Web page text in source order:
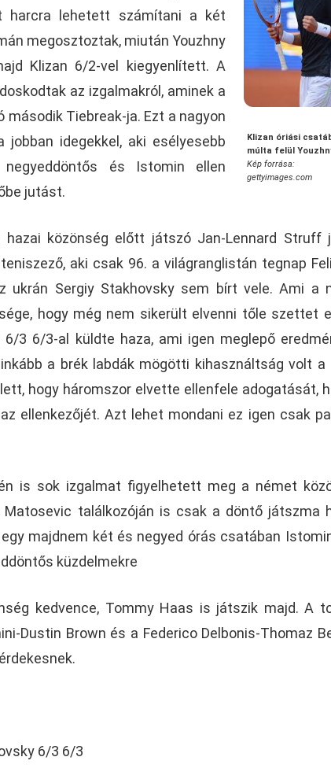
Klizan óriási
múlta felül
Kép forrása:
gettyimages.com
harcra lehetett számítani a két
megosztoztak, miután Youzhny
Klizan 6/2-vel kiegyenlített. A
az izgalmakról, aminek a
Tiebreak-ja. Ezt a nagyon
idegekkel, aki esélyesebb
és Istomin ellen
jutást.
közönség előtt játszó Jan-Lennard Struff
aki csak 96. a világranglistán tegnap
ukrán Sergiy Stakhovsky sem bírt vele. Ami a
hogy még nem sikerült elvenni tőle szettet
3 6/3-al küldte haza, ami igen meglepő
a brék labdák mögötti kihasználtság volt a
hogy háromszor elvette ellenfele adogatását,
ellenkezőjét. Azt lehet mondani ez igen csak
is sok izgalmat figyelhetett meg a német
találkozóján is csak a döntő játszma
majdnem két és negyed órás csatában
küzdelmekre
kedvence, Tommy Haas is játszik majd. A
Dustin Brown és a Federico Delbonis-Thomaz
6/3 6/3